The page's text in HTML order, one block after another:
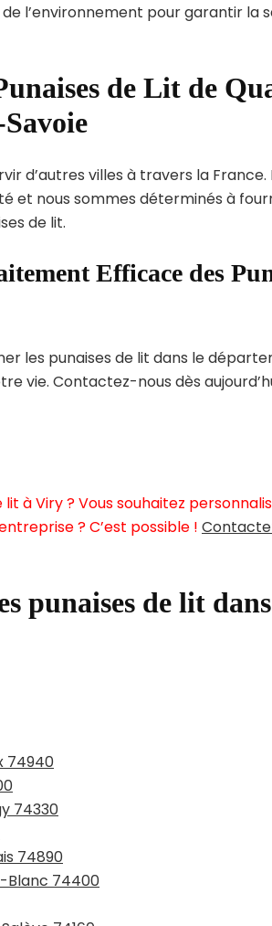
l’environnement pour garantir la
de Lit de
d’autres villes à travers la France.
et nous sommes déterminés à
de lit.
Efficace des
les punaises de lit dans le
vie. Contactez-nous dès
à Viry ? Vous souhaitez
? C’est possible !
punaises de lit
74940
74330
74890
Blanc 74400